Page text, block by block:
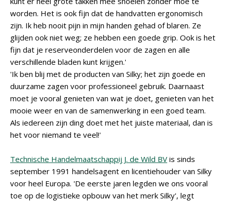
worden. Het is ook fijn dat de handvatten ergonomisch
zijn. Ik heb nooit pijn in mijn handen gehad of blaren. Ze
glijden ook niet weg; ze hebben een goede grip. Ook is het
fijn dat je reserveonderdelen voor de zagen en alle
verschillende bladen kunt krijgen.'
'Ik ben blij met de producten van Silky; het zijn goede en
duurzame zagen voor professioneel gebruik. Daarnaast
moet je vooral genieten van wat je doet, genieten van het
mooie weer en van de samenwerking in een goed team.
Als iedereen zijn ding doet met het juiste materiaal, dan is
het voor niemand te veel!'
Technische Handelmaatschappij J. de Wild BV is sinds
september 1991 handelsagent en licentiehouder van Silky
voor heel Europa. 'De eerste jaren legden we ons vooral
toe op de logistieke opbouw van het merk Silky', legt